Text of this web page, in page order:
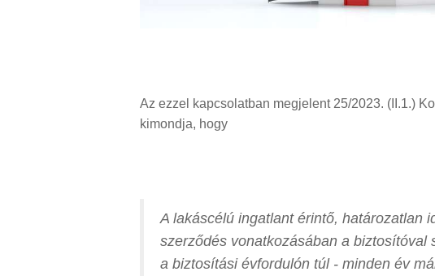
Az ezzel kapcsolatban megjelent 25/2023. (II.1.)
kimondja, hogy
A lakáscélú ingatlant érintő, határozatlan
szerződés vonatkozásában a biztosítóval
a biztosítási évfordulón túl - minden év